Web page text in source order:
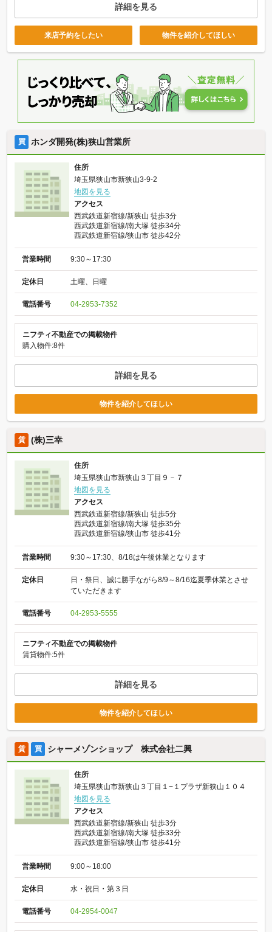
詳細を見る
来店予約をしたい 物件を紹介してほしい
買 ホンダ開発(株)狭山営業所
住所
埼玉県狭山市新狭山3-9-2
地図を見る
アクセス
西武鉄道新宿線/新狭山 徒歩3分
西武鉄道新宿線/南大塚 徒歩34分
西武鉄道新宿線/狭山市 徒歩42分
営業時間 9:30～17:30
定休日 土曜、日曜
電話番号 04-2953-7352
ニフティ不動産での掲載物件
購入物件:8件
詳細を見る
物件を紹介してほしい
賃 (株)三幸
住所
埼玉県狭山市新狭山３丁目９－７
地図を見る
アクセス
西武鉄道新宿線/新狭山 徒歩5分
西武鉄道新宿線/南大塚 徒歩35分
西武鉄道新宿線/狭山市 徒歩41分
営業時間 9:30～17:30、8/18は午後休業となります
定休日
日・祭日、誠に勝手ながら8/9～8/16迄夏季休業とさせ
ていただきます
電話番号 04-2953-5555
ニフティ不動産での掲載物件
賃貸物件:5件
詳細を見る
物件を紹介してほしい
賃 買 シャーメゾンショップ 株式会社二興
住所
埼玉県狭山市新狭山３丁目１−１プラザ新狭山１０４
地図を見る
アクセス
西武鉄道新宿線/新狭山 徒歩3分
西武鉄道新宿線/南大塚 徒歩33分
西武鉄道新宿線/狭山市 徒歩41分
営業時間 9:00～18:00
定休日 水・祝日・第３日
電話番号 04-2954-0047